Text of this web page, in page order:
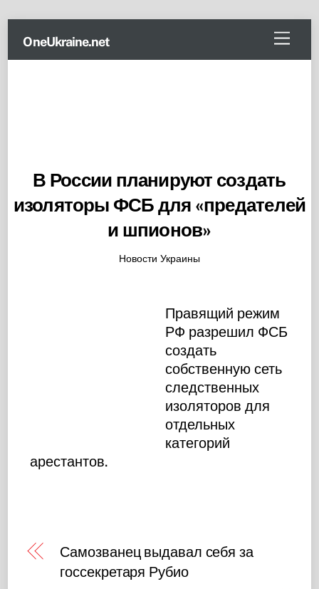
content
Menu
OneUkraine.net
В России планируют создать
изоляторы ФСБ для «предателей
и шпионов»
Новости Украины
Правящий режим
РФ разрешил ФСБ
создать
собственную сеть
следственных
изоляторов для
отдельных
категорий
арестантов.
Самозванец выдавал себя за
госсекретаря Рубио